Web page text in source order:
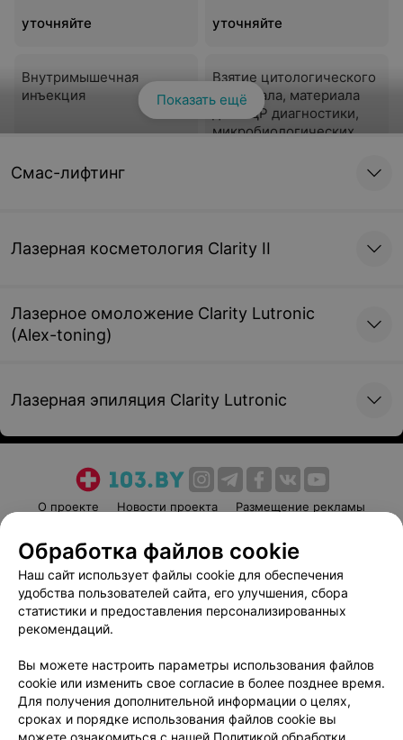
уточняйте
уточняйте
Внутримышечная
инъекция
уточняйте
Взятие цитологического
материала, материала
для ПЦР диагностики,
микробиологических
центрифугирование)
Регистрация и выдача
последующее)
Регистрация, выдача
результатов
обследования
уточняйте
Выдача дополнительных
информационных
документов к процедуре
уточняйте
Запись обследования на
CD-диск, флешку
Показать ещё
Смас-лифтинг
Лазерная косметология Clarity II
Лазерное омоложение Clarity Lutronic
(Alex-toning)
Лазерная эпиляция Clarity Lutronic
О проекте Новости проекта
Размещение рекламы
Пользовательское соглашение
Способы оплаты
Вакансии
Партнеры
Написать руководителю 103.by
Обработка персональных данных
Обработка файлов cookie
Наш сайт использует файлы cookie для обеспечения
удобства пользователей сайта, его улучшения, сбора
статистики и предоставления персонализированных
рекомендаций.
Вы можете настроить параметры использования файлов
cookie или изменить свое согласие в более позднее время.
Для получения дополнительной информации о целях,
сроках и порядке использования файлов cookie вы
можете ознакомиться с нашей Политикой обработки